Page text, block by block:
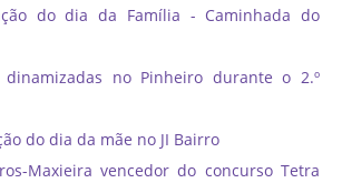
do dia da Família - Caminhada do
dinamizadas no Pinheiro durante o 2.º
do dia da mãe no JI Bairro
Maxieira vencedor do concurso Tetra